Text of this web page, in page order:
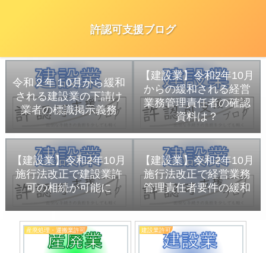
許認可支援ブログ
令和２年１0月から緩和
される建設業の下請け
業者の標識掲示義務
【建設業】令和2年10月
からの緩和される経営
業務管理責任者の確認
資料は？
【建設業】令和2年10月
施行法改正で建設業許
可の相続が可能に
【建設業】令和2年10月
施行法改正で経営業務
管理責任者要件の緩和
産廃処理・運搬業許可 建設業許可